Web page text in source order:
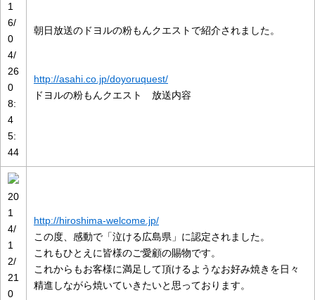
1
6/
0
4/
26
0
8:
4
5:
44
朝日放送のドヨルの粉もんクエストで紹介されました。
http://asahi.co.jp/doyoruquest/
ドヨルの粉もんクエスト 放送内容
20
1
4/
1
2/
21
0
http://hiroshima-welcome.jp/
この度、感動で「泣ける広島県」に認定されました。
これもひとえに皆様のご愛顧の賜物です。
これからもお客様に満足して頂けるようなお好み焼きを日々
精進しながら焼いていきたいと思っております。